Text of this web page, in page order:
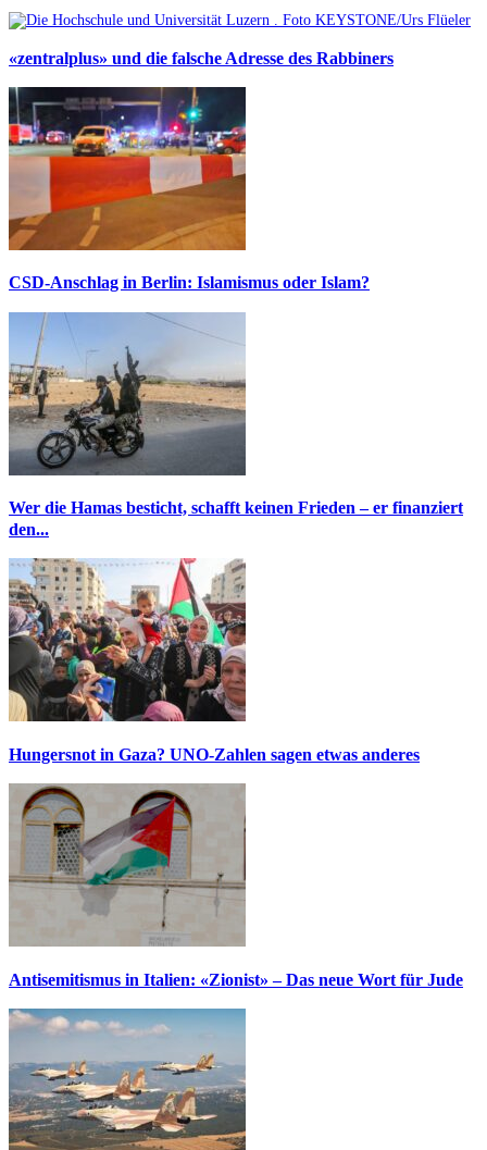
«zentralplus» und die falsche Adresse des Rabbiners
CSD-Anschlag in Berlin: Islamismus oder Islam?
Wer die Hamas besticht, schafft keinen Frieden – er finanziert
den...
Hungersnot in Gaza? UNO-Zahlen sagen etwas anderes
Antisemitismus in Italien: «Zionist» – Das neue Wort für Jude